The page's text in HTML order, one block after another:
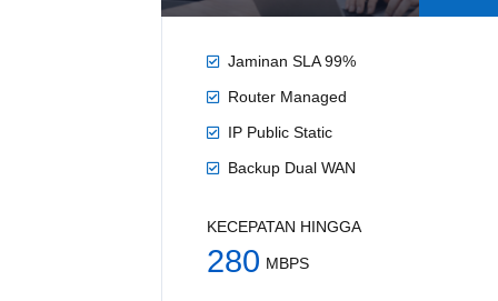
Jaminan SLA 99%
Router Managed
IP Public Static
Backup Dual WAN
KECEPATAN HINGGA
280 MBPS